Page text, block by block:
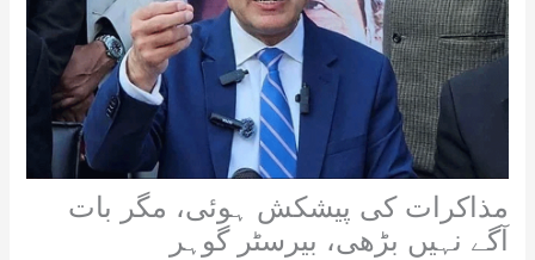
مذاکرات کی پیشکش ہوئی، مگر بات
آگے نہیں بڑھی، بیرسٹر گوہر